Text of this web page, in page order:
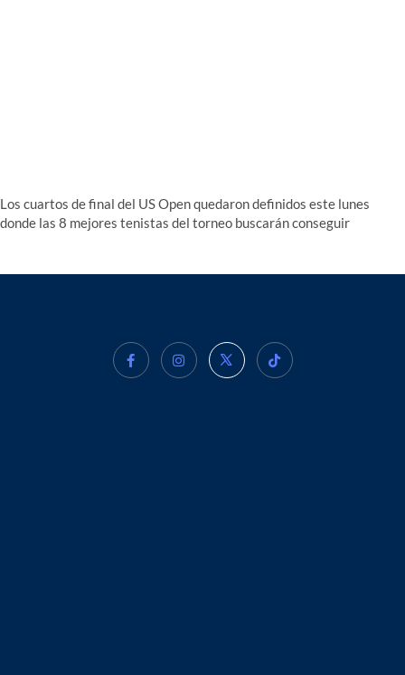
Los cuartos de final del US Open quedaron definidos este lunes
donde las 8 mejores tenistas del torneo buscarán conseguir